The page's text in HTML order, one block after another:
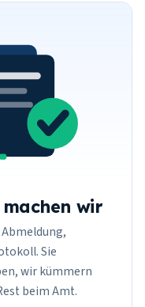
wir
Sie
wir kümmern
beim Amt.